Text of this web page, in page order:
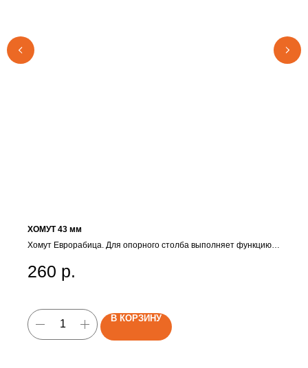
ХОМУТ 43 мм
Хомут Еврорабица. Для опорного столба выполняет функцию
планки и болта.
260 р.
В КОРЗИНУ